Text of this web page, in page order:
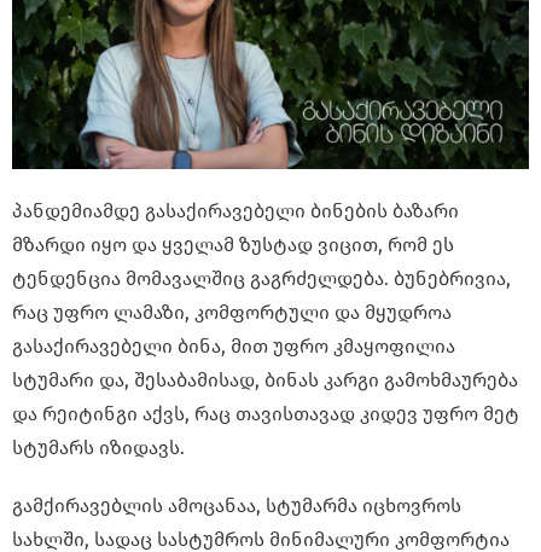
პანდემიამდე გასაქირავებელი ბინების ბაზარი
მზარდი იყო და ყველამ ზუსტად ვიცით, რომ ეს
ტენდენცია მომავალშიც გაგრძელდება. ბუნებრივია,
რაც უფრო ლამაზი, კომფორტული და მყუდროა
გასაქირავებელი ბინა, მით უფრო კმაყოფილია
სტუმარი და, შესაბამისად, ბინას კარგი გამოხმაურება
და რეიტინგი აქვს, რაც თავისთავად კიდევ უფრო მეტ
სტუმარს იზიდავს.
გამქირავებლის ამოცანაა, სტუმარმა იცხოვროს
სახლში, სადაც სასტუმროს მინიმალური კომფორტია